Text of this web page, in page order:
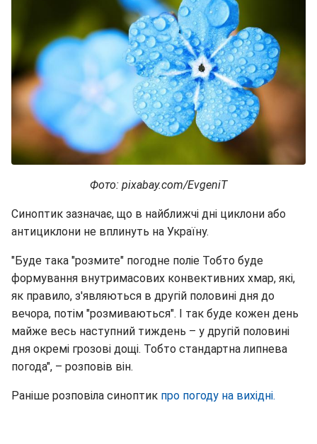
Фото: pixabay.com/EvgeniT
Синоптик зазначає, що в найближчі дні циклони або
антициклони не вплинуть на Україну.
"Буде така "розмите" погодне поліе Тобто буде
формування внутримасових конвективних хмар, які,
як правило, з'являються в другій половині дня до
вечора, потім "розмиваються". І так буде кожен день
майже весь наступний тиждень – у другій половині
дня окремі грозові дощі. Тобто стандартна липнева
погода", – розповів він.
Раніше розповіла синоптик про погоду на вихідні.